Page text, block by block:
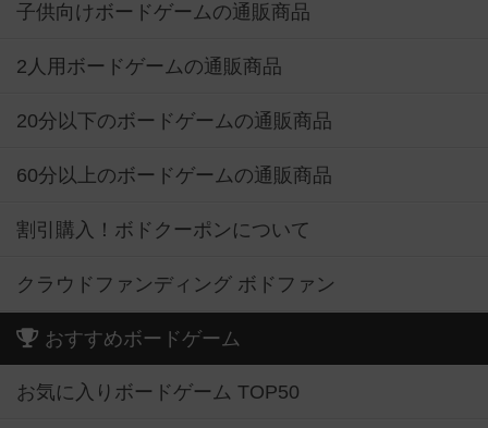
子供向けボードゲームの通販商品
2人用ボードゲームの通販商品
20分以下のボードゲームの通販商品
60分以上のボードゲームの通販商品
割引購入！ボドクーポンについて
クラウドファンディング ボドファン
おすすめボードゲーム
お気に入りボードゲーム TOP50